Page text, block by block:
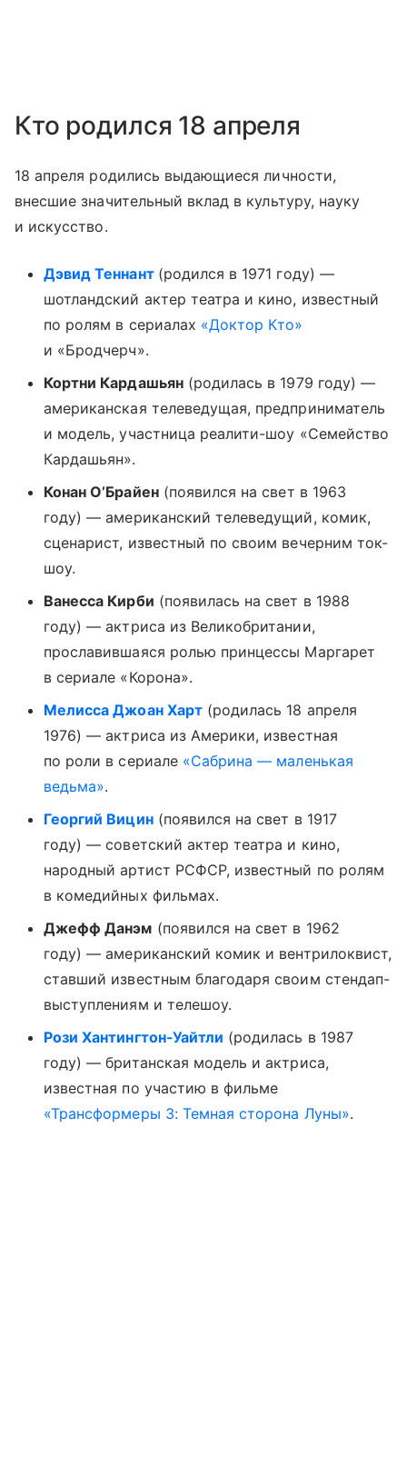
Кто родился 18 апреля
18 апреля родились выдающиеся личности,
внесшие значительный вклад в культуру, науку
и искусство.
Дэвид Теннант (родился в 1971 году) —
шотландский актер театра и кино, известный
по ролям в сериалах «Доктор Кто»
и «Бродчерч».
Кортни Кардашьян(родилась в 1979 году) —
американская телеведущая, предприниматель
и модель, участница реалити-шоу «Семейство
Кардашьян».
Конан О’Брайен(появился на свет в 1963
году) — американский телеведущий, комик,
сценарист, известный по своим вечерним ток-
шоу.
Ванесса Кирби (появилась на свет в 1988
году) — актриса из Великобритании,
прославившаяся ролью принцессы Маргарет
в сериале «Корона».
Мелисса Джоан Харт(родилась 18 апреля
1976) — актриса из Америки, известная
по роли в сериале «Сабрина — маленькая
ведьма».
Георгий Вицин(появился на свет в 1917
году) — советский актер театра и кино,
народный артист РСФСР, известный по ролям
в комедийных фильмах.
Джефф Данэм (появился на свет в 1962
году) — американский комик и вентрилоквист,
ставший известным благодаря своим стендап-
выступлениям и телешоу.
Рози Хантингтон-Уайтли (родилась в 1987
году) — британская модель и актриса,
известная по участию в фильме
«Трансформеры 3: Темная сторона Луны».